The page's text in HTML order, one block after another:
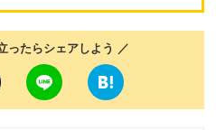
ったらシェアしよう ／